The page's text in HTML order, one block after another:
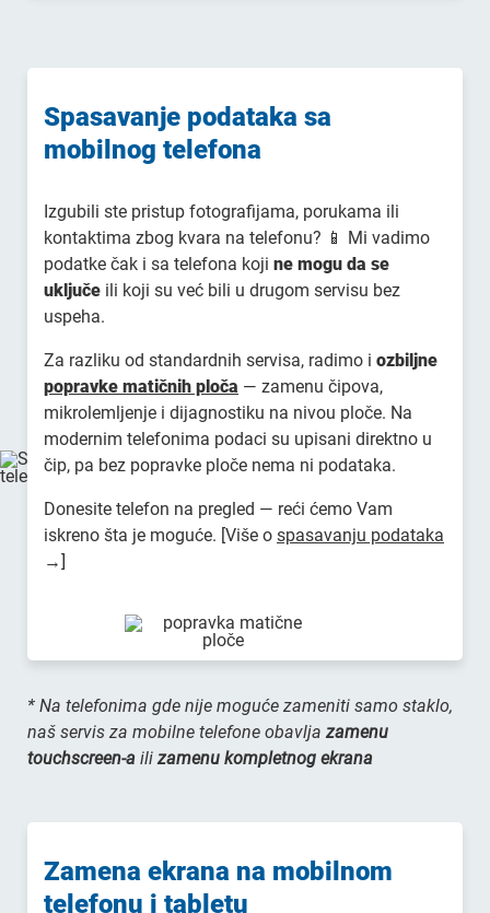
Spasavanje podataka sa
mobilnog telefona
Izgubili ste pristup fotografijama, porukama ili
kontaktima zbog kvara na telefonu? 📱 Mi vadimo
podatke čak i sa telefona koji ne mogu da se
uključe ili koji su već bili u drugom servisu bez
uspeha.
Za razliku od standardnih servisa, radimo i ozbiljne
popravke matičnih ploča — zamenu čipova,
mikrolemljenje i dijagnostiku na nivou ploče. Na
modernim telefonima podaci su upisani direktno u
čip, pa bez popravke ploče nema ni podataka.
Donesite telefon na pregled — reći ćemo Vam
iskreno šta je moguće. [Više o spasavanju podataka
→]
* Na telefonima gde nije moguće zameniti samo staklo,
naš servis za mobilne telefone obavljazamenu
touchscreen-a ilizamenu kompletnog ekrana
Zamena ekrana na mobilnom
telefonu i tabletu